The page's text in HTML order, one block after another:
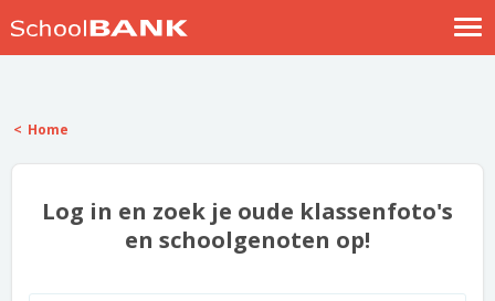
Help
Home
Log in en zoek je oude klassenfoto's
en schoolgenoten op!